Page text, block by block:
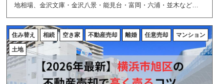
地相場、金沢文庫・金沢八景・能見台・富岡・六浦・並木などの
説します。
住み替え 相続 空き家 不動産売却 離婚 任意売却 マンション
土地